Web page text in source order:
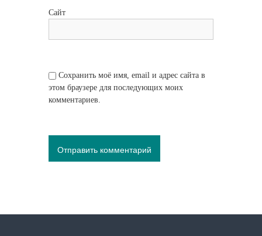
Сайт
Сохранить моё имя, email и адрес сайта в
этом браузере для последующих моих
комментариев.